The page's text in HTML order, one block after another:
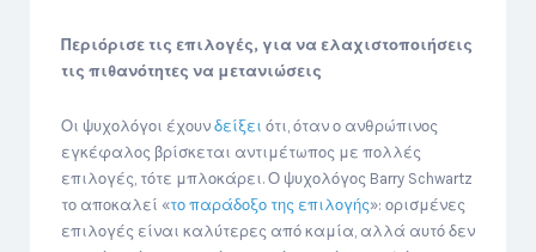
Περιόρισε τις επιλογές, για να ελαχιστοποιήσεις
τις πιθανότητες να μετανιώσεις
Οι ψυχολόγοι έχουν δείξει ότι, όταν ο ανθρώπινος
εγκέφαλος βρίσκεται αντιμέτωπος με πολλές
επιλογές, τότε μπλοκάρει. Ο ψυχολόγος Barry Schwartz
το αποκαλεί «το παράδοξο της επιλογής»: ορισμένες
επιλογές είναι καλύτερες από καμία, αλλά αυτό δεν